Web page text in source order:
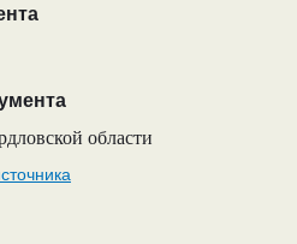
области